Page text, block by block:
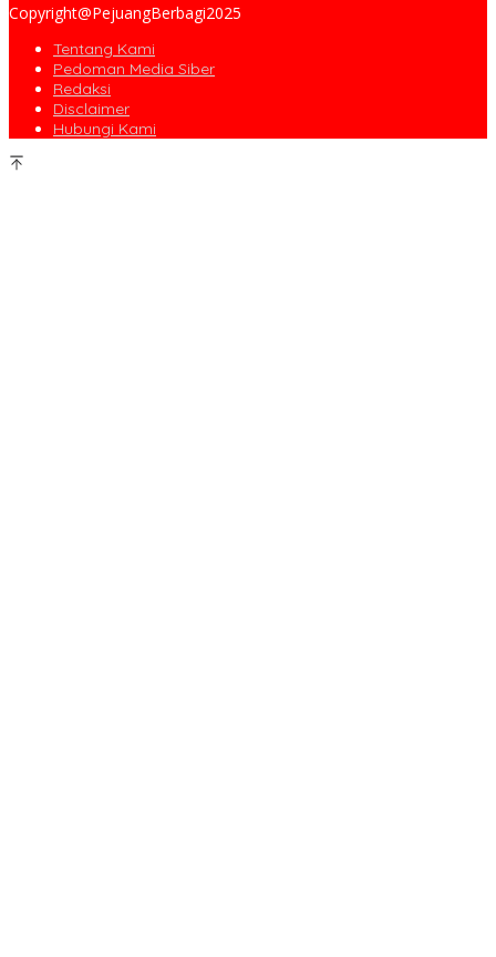
Copyright@PejuangBerbagi2025
Tentang Kami
Pedoman Media Siber
Redaksi
Disclaimer
Hubungi Kami